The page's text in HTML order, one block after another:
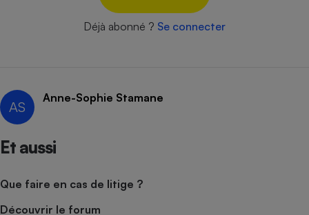
Déjà abonné ? Se connecter
AS
Anne-Sophie Stamane
Et aussi
Que faire en cas de litige ?
Découvrir le forum